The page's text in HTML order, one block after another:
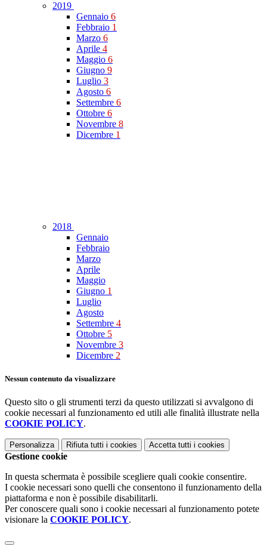
2019
Gennaio 6
Febbraio 1
Marzo 6
Aprile 4
Maggio 6
Giugno 9
Luglio 3
Agosto 6
Settembre 6
Ottobre 6
Novembre 8
Dicembre 1
2018
Gennaio
Febbraio
Marzo
Aprile
Maggio
Giugno 1
Luglio
Agosto
Settembre 4
Ottobre 5
Novembre 3
Dicembre 2
Nessun contenuto da visualizzare
Questo sito o gli strumenti terzi da questo utilizzati si avvalgono di
cookie necessari al funzionamento ed utili alle finalità illustrate nella
COOKIE POLICY.
Personalizza Rifiuta tutti i cookies Accetta tutti i cookies
Gestione cookie
In questa schermata è possibile scegliere quali cookie consentire.
I cookie necessari sono quelli che consentono il funzionamento della
piattaforma e non è possibile disabilitarli.
Per conoscere quali sono i cookie necessari al funzionamento potete
visionare la COOKIE POLICY.